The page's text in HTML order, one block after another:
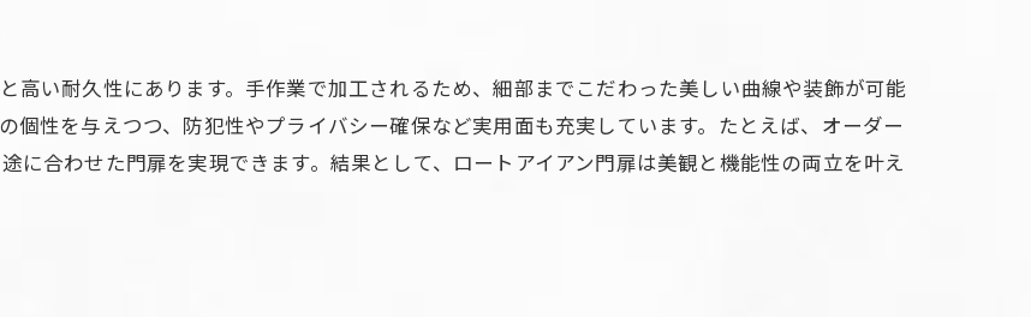
ロートアイアンメーカー選びのチェック項目
ロートアイアン製品のオーダー時の注意点
間演出に生きるロートアイアン活用術
高い耐久性にあります。手作業で加工されるため、細部までこだわった美しい曲線や装飾が可能
個性を与えつつ、防犯性やプライバシー確保など実用面も充実しています。たとえば、オーダー
に合わせた門扉を実現できます。結果として、ロートアイアン門扉は美観と機能性の両立を叶え